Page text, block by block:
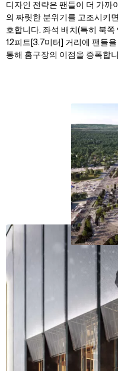
디자인 전략은 팬들이 더 가까
의 짜릿한 분위기를 고조시키
호합니다. 좌석 배치(특히 북
12피트[3.7미터] 거리에 팬들
통해 홈구장의 이점을 증폭합